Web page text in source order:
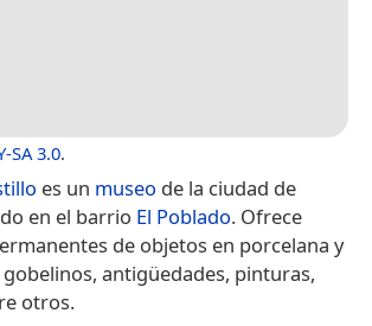
SA 3.0.
es un museo de la ciudad de
en el barrio El Poblado. Ofrece
de objetos en porcelana y
antigüedades, pinturas,
otros.